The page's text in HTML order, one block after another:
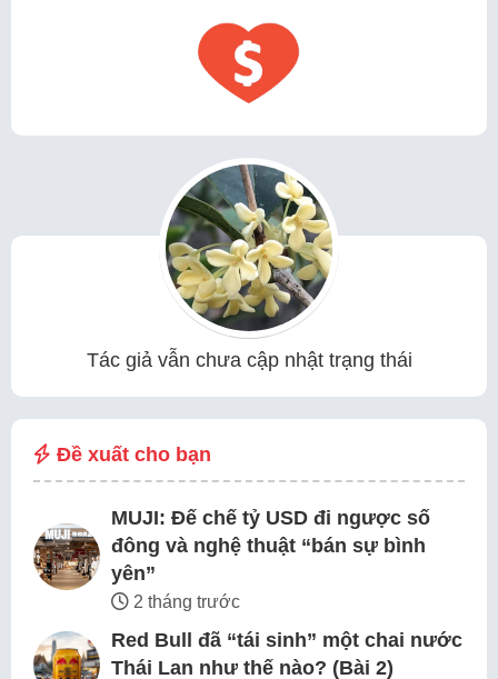
Tác giả vẫn chưa cập nhật trạng thái
Đề xuất cho bạn
MUJI: Đế chế tỷ USD đi ngược số
đông và nghệ thuật “bán sự bình
yên”
2 tháng trước
Red Bull đã “tái sinh” một chai nước
Thái Lan như thế nào? (Bài 2)